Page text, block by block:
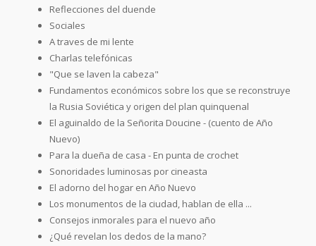
Reflecciones del duende
Sociales
A traves de mi lente
Charlas telefónicas
"Que se laven la cabeza"
Fundamentos económicos sobre los que se reconstruye
la Rusia Soviética y origen del plan quinquenal
El aguinaldo de la Señorita Doucine - (cuento de Año
Nuevo)
Para la dueña de casa - En punta de crochet
Sonoridades luminosas por cineasta
El adorno del hogar en Año Nuevo
Los monumentos de la ciudad, hablan de ella ...
Consejos inmorales para el nuevo año
¿Qué revelan los dedos de la mano?